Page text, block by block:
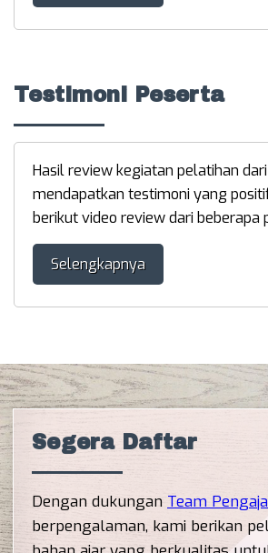
Testimoni Peserta
Hasil review kegiatan pelatihan
mendapatkan testimoni yang
berikut video review dari beberapa
Selengkapnya
Segera Daftar
Dengan dukungan Team
berpengalaman, kami berikan